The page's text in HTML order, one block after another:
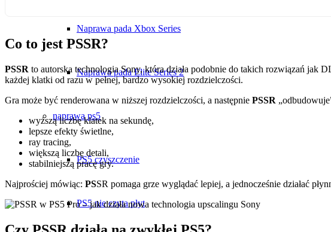
Naprawa pada Xbox Series
Naprawa pada Elite Series 2
naprawa ps5
PS5 czyszczenie
PS5 nie czyta płyt
Co to jest PSSR?
PSSR to autorska technologia Sony, która działa podobnie do takich rozwiązań
każdej klatki od razu w pełnej, bardzo wysokiej rozdzielczości.
Gra może być renderowana w niższej rozdzielczości, a następnie PSSR
wyższą liczbę klatek na sekundę,
lepsze efekty świetlne,
ray tracing,
większą liczbę detali,
stabilniejszą pracę gry.
Najprościej mówiąc: PSSR pomaga grze wyglądać lepiej, a jednocześnie działać